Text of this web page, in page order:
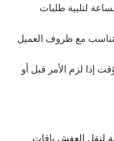
لتلبية طلبات
مع ظروف العميل
إذا لزم الأمر قبل أو
لنقل العفش باقات